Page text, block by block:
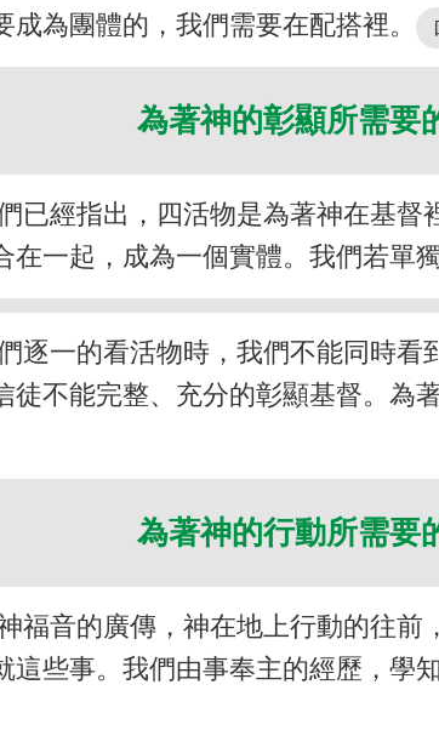
為團體的，我們需要在配搭裡。
為著神的彰顯所需要
已經指出，四活物是為著神在基
一起，成為一個實體。我們若單
逐一的看活物時，我們不能同時
不能完整、充分的彰顯基督。為
為著神的行動所需要
福音的廣傳，神在地上行動的往
些事。我們由事奉主的經歷，學